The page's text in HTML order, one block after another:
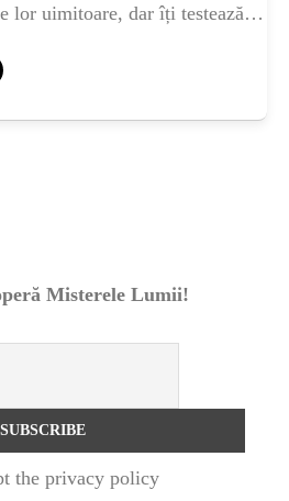
lor uimitoare, dar îți testează și
Misterele Lumii!
the privacy policy
A
sau Realitate?